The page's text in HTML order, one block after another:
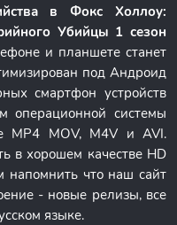
в Фокс Холлоу:
Убийцы 1 сезон
и планшете станет
под Андроид
смартфон устройств
операционной системы
MP4 MOV, M4V и AVI.
в хорошем качестве HD
напомнить что наш сайт
- новые релизы, все
языке.